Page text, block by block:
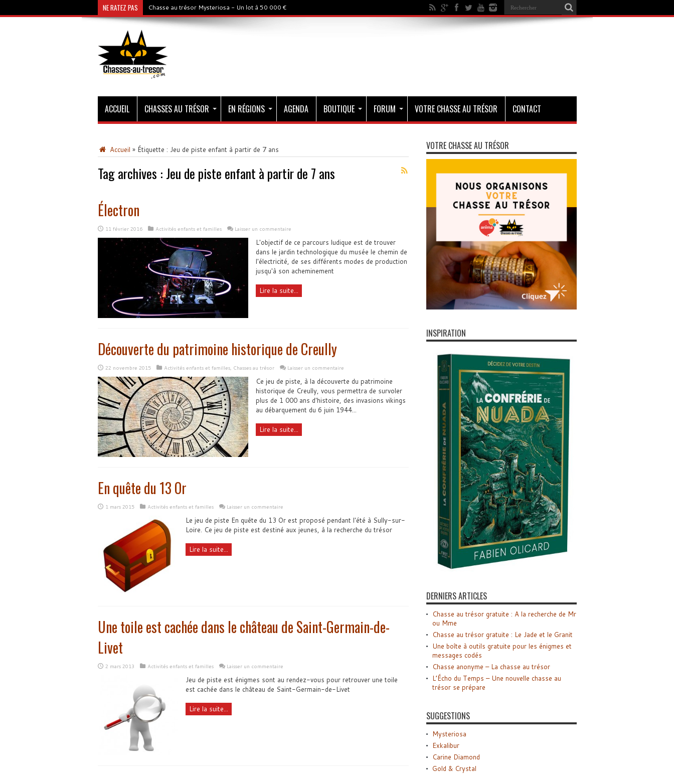
NE RATEZ PAS Chasse au trésor Mysteriosa - Un lot à 50 000 €
ACCUEIL CHASSES AU TRÉSOR EN RÉGIONS AGENDA BOUTIQUE FORUM VOTRE CHASSE AU TRÉSOR CONTACT
Accueil » Étiquette : Jeu de piste enfant à partir de 7 ans
Tag archives : Jeu de piste enfant à partir de 7 ans
Électron
11 février 2016 Activités enfants et familles Laisser un commentaire
L'objectif de ce parcours ludique est de trouver
dans le jardin technologique du musée le chemin de
l'électricité, de ses différents modes de production
jusqu'à son acheminement
Lire la suite...
Découverte du patrimoine historique de Creully
22 novembre 2015 Activités enfants et familles, Chasses au trésor Laisser un commentaire
Ce jeu de piste, à la découverte du patrimoine
historique de Creully, vous permettra de survoler
plus de 1 000 ans d'histoire, des invasions vikings
au débarquement du 6 juin 1944...
Lire la suite...
En quête du 13 Or
1 mars 2015 Activités enfants et familles Laisser un commentaire
Le jeu de piste En quête du 13 Or est proposé pendant l'été à Sully-sur-
Loire. Ce jeu de piste est destiné aux jeunes, à la recherche du trésor
Lire la suite...
Une toile est cachée dans le château de Saint-Germain-de-
Livet
2 mars 2013 Activités enfants et familles Laisser un commentaire
Jeu de piste est énigmes sont au rendez-vous pour retrouver une toile
est cachée dans le château de Saint-Germain-de-Livet
Lire la suite...
VOTRE CHASSE AU TRÉSOR
INSPIRATION
DERNIERS ARTICLES
Chasse au trésor gratuite : A la recherche de Mr
ou Mme
Chasse au trésor gratuite : Le Jade et le Granit
Une boîte à outils gratuite pour les énigmes et
messages codés
Chasse anonyme – La chasse au trésor
L’Écho du Temps – Une nouvelle chasse au
trésor se prépare
SUGGESTIONS
Mysteriosa
Exkalibur
Carine Diamond
Gold & Crystal